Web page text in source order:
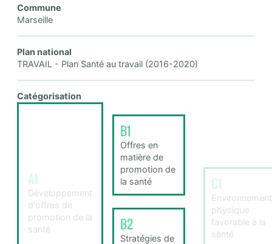
Commune
Marseille
Plan national
TRAVAIL - Plan Santé au travail (2016-2020)
Catégorisation
A1
Développement
d'offres de
promotion de la
santé
B1
Offres en
matière de
promotion de
la santé
B2
Stratégies de
C1
Environnement
physique
favorable à la
santé